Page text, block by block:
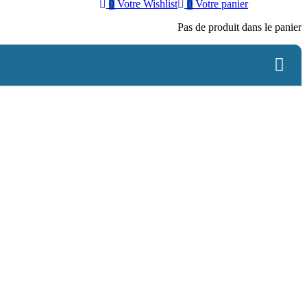
0 Votre panier
Pas de produit dans le panier
0 Votre Wishlist